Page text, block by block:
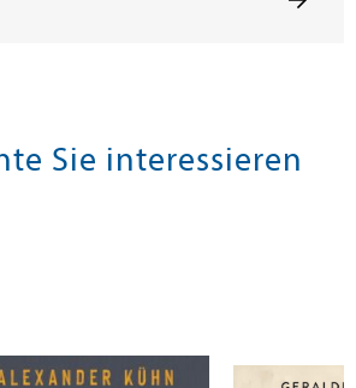
Sie interessieren